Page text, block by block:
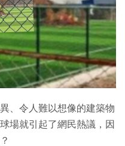
、令人難以想像的建築物
場就引起了網民熱議，因